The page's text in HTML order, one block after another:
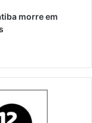
morre em